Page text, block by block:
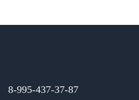
8-995-437-37-87